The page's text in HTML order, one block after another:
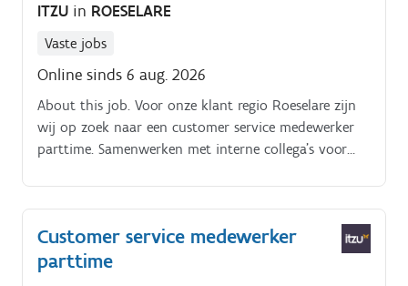
vleessalades etc in het atelier;Brochettes maken in het
atelier;Schoonmaak van de winkel & atelier en orde
slagerij en atelier, je bent dus flexibel ingesteld.
ITZU in ROESELARE
Vaste jobs
Online sinds 6 aug. 2026
About this job. Voor onze klant regio Roeselare zijn
wij op zoek naar een customer service medewerker
parttime. Samenwerken met interne collega's voor
Customer service medewerker
parttime